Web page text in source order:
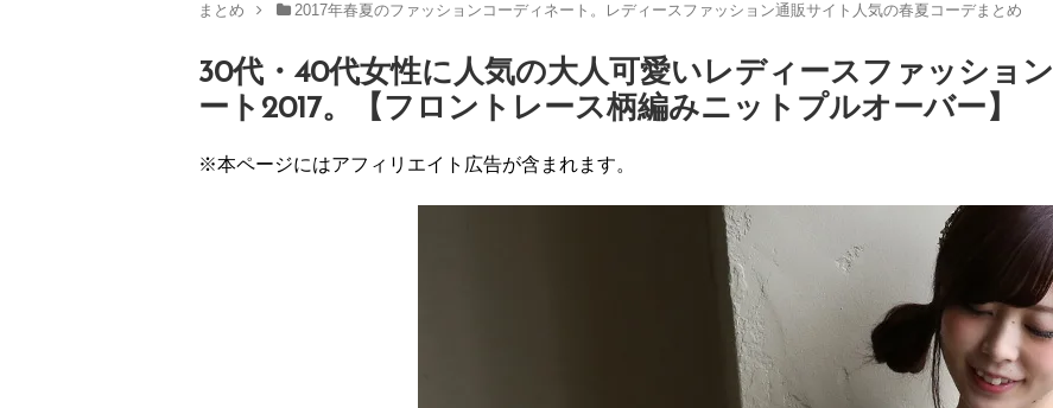
まとめ
2017年春夏のファッションコーディネート。レディースファッション通販サイト人気の春夏コーデまとめ
30代・40代女性に人気の大人可愛いレディースファッショ
ート2017。【フロントレース柄編みニットプルオーバー】
※本ページにはアフィリエイト広告が含まれます。